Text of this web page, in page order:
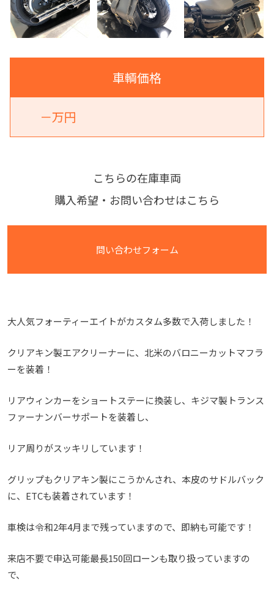
車輌価格
－万円
こちらの在庫車両
購入希望・お問い合わせはこちら
問い合わせフォーム
大人気フォーティーエイトがカスタム多数で入荷しました！
クリアキン製エアクリーナーに、北米のバロニーカットマフラ
ーを装着！
リアウィンカーをショートステーに換装し、キジマ製トランス
ファーナンバーサポートを装着し、
リア周りがスッキリしています！
グリップもクリアキン製にこうかんされ、本皮のサドルバック
に、ETCも装着されています！
車検は令和2年4月まで残っていますので、即納も可能です！
来店不要で申込可能最長150回ローンも取り扱っていますの
で、